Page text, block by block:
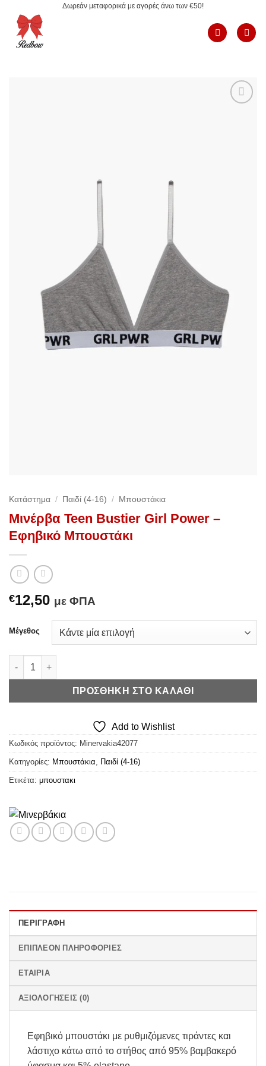
περιεχόμενο
Δωρεάν μεταφορικά με αγορές άνω των €50!
Κατάστημα / Παιδί (4-16) / Μπουστάκια
Μινέρβα Teen Bustier Girl Power –
Εφηβικό Μπουστάκι
€12,50 με ΦΠΑ
Μέγεθος
Μινέρβα Teen Bustier Girl Power - Εφηβικό Μπουστάκι
ΠΡΟΣΘΉΚΗ ΣΤΟ ΚΑΛΆΘΙ
Add to Wishlist
Κωδικός προϊόντος: Minervakia42077
Κατηγορίες: Μπουστάκια, Παιδί (4-16)
Ετικέτα: μπουστακι
ΠΕΡΙΓΡΑΦΉ
ΕΠΙΠΛΈΟΝ ΠΛΗΡΟΦΟΡΊΕΣ
ΕΤΑΙΡΊΑ
ΑΞΙΟΛΟΓΉΣΕΙΣ (0)
Εφηβικό μπουστάκι με ρυθμιζόμενες τιράντες και
λάστιχο κάτω από το στήθος από 95% βαμβακερό